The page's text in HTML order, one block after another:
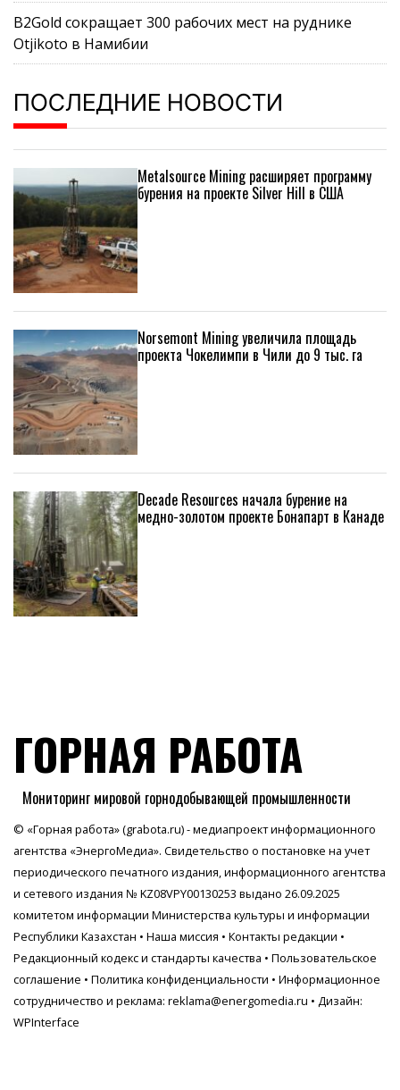
B2Gold сокращает 300 рабочих мест на руднике
Otjikoto в Намибии
ПОСЛЕДНИЕ НОВОСТИ
Metalsource Mining расширяет программу
бурения на проекте Silver Hill в США
Norsemont Mining увеличила площадь
проекта Чокелимпи в Чили до 9 тыс. га
Decade Resources начала бурение на
медно-золотом проекте Бонапарт в Канаде
ГОРНАЯ РАБОТА
Мониторинг мировой горнодобывающей промышленности
© «Горная работа» (grabota.ru) - медиапроект информационного
агентства «ЭнергоМедиа». Свидетельство о постановке на учет
периодического печатного издания, информационного агентства
и сетевого издания № KZ08VPY00130253 выдано 26.09.2025
комитетом информации Министерства культуры и информации
Республики Казахстан • Наша миссия • Контакты редакции •
Редакционный кодекс и стандарты качества • Пользовательское
соглашение • Политика конфиденциальности • Информационное
сотрудничество и реклама: reklama@energomedia.ru • Дизайн:
WPInterface